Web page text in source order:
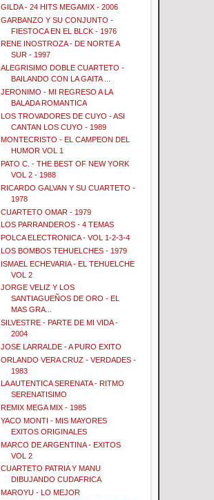
GILDA - 24 HITS MEGAMIX - 2006
GARBANZO Y SU CONJUNTO -
FIESTOCA EN EL BLCK - 1976
RENE INOSTROZA - DE NORTE A
SUR - 1997
ALEGRISIMO DOBLE CUARTETO -
BAILANDO CON LA GAITA ...
JERONIMO - MI REGRESO A LA
BALADA ROMANTICA
LOS TROVADORES DE CUYO - ASI
CANTAN LOS CUYO - 1989
MONTECRISTO - EL CAMPEON DEL
HUMOR VOL 1
PATO C. - THE BEST OF NEW YORK
VOL 2 - 1988
RICARDO GALVAN Y SU CUARTETO -
1978
CUARTETO OMAR - 1979
LOS PARRANDEROS - 4 TEMAS
POLCA ELECTRONICA - VOL 1-2-3-4
LOS BOMBOS TEHUELCHES - 1979
ISMAEL ECHEVARIA - EL TEHUELCHE
VOL 2
JORGE VELIZ Y LOS
SANTIAGUEÑOS DE ORO - EL
MAS GRA...
SILVESTRE - PARTE DE MI VIDA -
2004
JOSE LARRALDE - A PURO EXITO
ORLANDO VERA CRUZ - VERDADES -
1983
LA AUTENTICA SERENATA - RITMO
SERENATISIMO
REMIX MEGA MIX - 1985
YACO MONTI - MIS MAYORES
EXITOS ORIGINALES
MARCO DE ARGENTINA - EXITOS
VOL 2
CUARTETO PATRIA Y MANU
DIBUJANDO CUDAFRICA
MAROYU - LO MEJOR